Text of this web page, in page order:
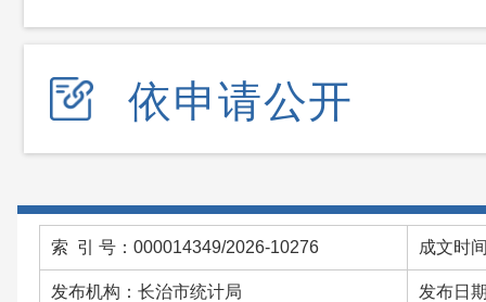
依申请公开
索 引 号：000014349/2026-10276 成文时
发布机构：长治市统计局 发布日